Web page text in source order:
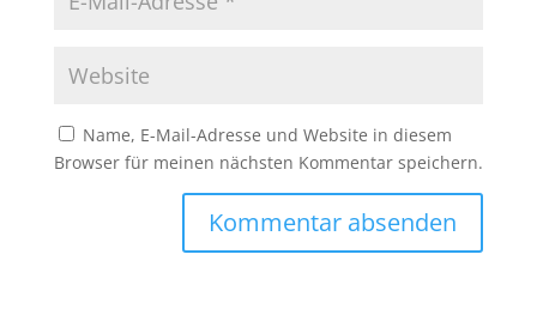
Name, E-Mail-Adresse und Website in diesem
Browser für meinen nächsten Kommentar speichern.